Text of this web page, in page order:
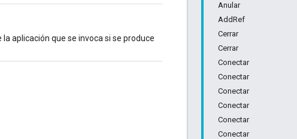
Anular
AddRef
Cerrar
Cerrar
Conectar
Conectar
Conectar
Conectar
Conectar
Conectar
aplicación que se invoca si se produce